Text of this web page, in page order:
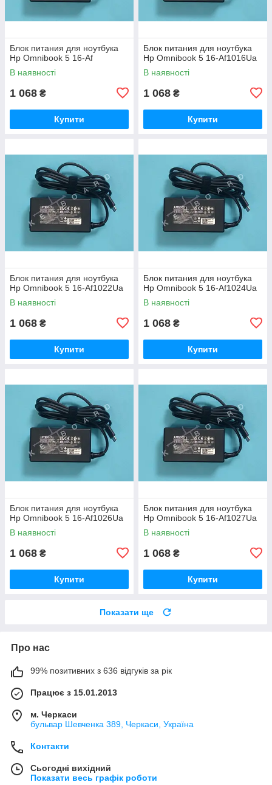
Блок питания для ноутбука
Hp Omnibook 5 16-Af
В наявності
1 068 ₴
Купити
Блок питания для ноутбука
Hp Omnibook 5 16-Af1016Ua
В наявності
1 068 ₴
Купити
Блок питания для ноутбука
Hp Omnibook 5 16-Af1022Ua
В наявності
1 068 ₴
Купити
Блок питания для ноутбука
Hp Omnibook 5 16-Af1024Ua
В наявності
1 068 ₴
Купити
Блок питания для ноутбука
Hp Omnibook 5 16-Af1026Ua
В наявності
1 068 ₴
Купити
Блок питания для ноутбука
Hp Omnibook 5 16-Af1027Ua
В наявності
1 068 ₴
Купити
Показати ще
Про нас
99% позитивних з 636 відгуків за рік
Працює з 15.01.2013
м. Черкаси
бульвар Шевченка 389, Черкаси, Україна
Контакти
Сьогодні вихідний
Показати весь графік роботи